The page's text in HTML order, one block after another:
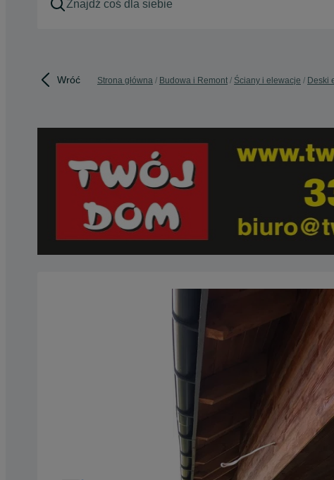
Wróć Strona główna Budowa i Remont Ściany i elewacje Deski